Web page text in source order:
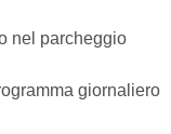
nel parcheggio
giornaliero